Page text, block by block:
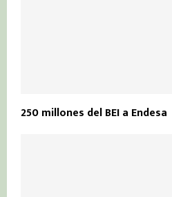
250 millones del BEI a Endesa